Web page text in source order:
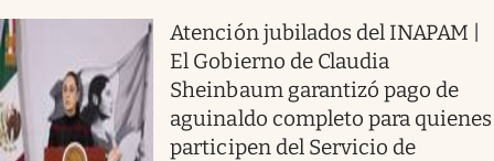
Atención jubilados del INAPAM |
El Gobierno de Claudia
Sheinbaum garantizó pago de
aguinaldo completo para quienes
participen del Servicio de